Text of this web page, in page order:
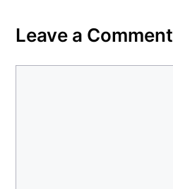
Leave a Comment